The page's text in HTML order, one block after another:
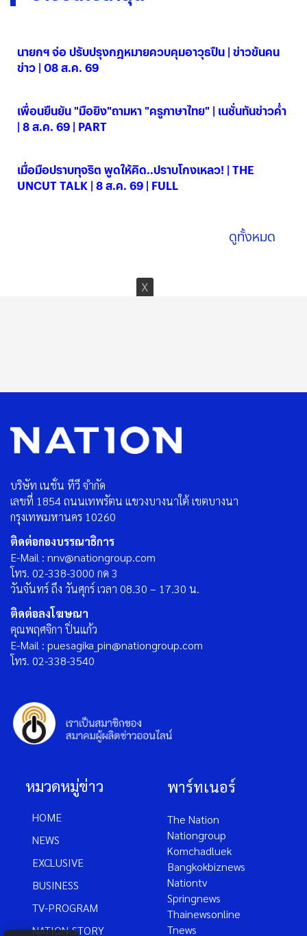
นายกฯ จ่อ ปรับปรุงกฎหมายควบคุมอาวุธปืน | ข่าวข้นคน
ข่าว | 08 ส.ค. 69
เพื่อนยืนยัน "มือยิง"ถามหา "ครูภาษาไทย" | เนชั่นทันข่าวค่ำ
| 8 ส.ค. 69 | PART
เมื่อมือปราบทุจริต พูดให้คิด..ปราบโกงเหลว! | THE
UNCUT TALK | 8 ส.ค. 69 | FULL
ดูทั้งหมด
บริษัท เนชั่น ทีวี จำกัด
เลขที่ 1854 ถนนเทพรัตน แขวงบางนาใต้ เขตบางนา
กรุงเทพมหานคร 10260
ติดต่อกองบรรณาธิการ
E-Mail : nnv@nationgroup.com
โทร. 02-338-3000 กด 3
วันจันทร์ ถึง วันศุกร์ เวลา 08.30 – 17.30 น.
ติดต่อลงโฆษณา
คุณพฤศจิกา ปิ่นแก้ว
E-Mail : puesagika_pin@nationgroup.com
โทร. 02-338-3540
หมวดหมู่ข่าว
HOME
NEWS
EXCLUSIVE
BUSINESS
TV-PROGRAM
NATION-STORY
พาร์ทเนอร์
The Nation
Nationgroup
Komchadluek
Bangkokbiznews
Nationtv
Springnews
Thainewsonline
Tnews